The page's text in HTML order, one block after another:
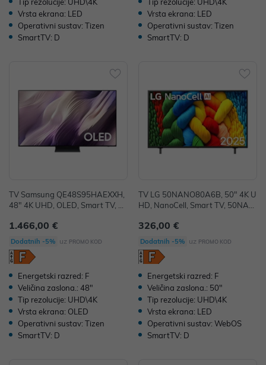
Vrsta ekrana: LED
Operativni sustav: Tizen
SmartTV: D
Vrsta ekrana: LED
Operativni sustav: Tizen
SmartTV: D
TV Samsung QE48S95HAEXXH,
48" 4K UHD, OLED, Smart TV, Q
1.466,00 €
Dodatnih -5% uz PROMO KOD
Energetski razred: F
Veličina zaslona.: 48"
Tip rezolucije: UHD\4K
Vrsta ekrana: OLED
Operativni sustav: Tizen
SmartTV: D
TV LG 50NANO80A6B, 50" 4K U
HD, NanoCell, Smart TV, 50NAN
326,00 €
Dodatnih -5% uz PROMO KOD
Energetski razred: F
Veličina zaslona.: 50"
Tip rezolucije: UHD\4K
Vrsta ekrana: LED
Operativni sustav: WebOS
SmartTV: D